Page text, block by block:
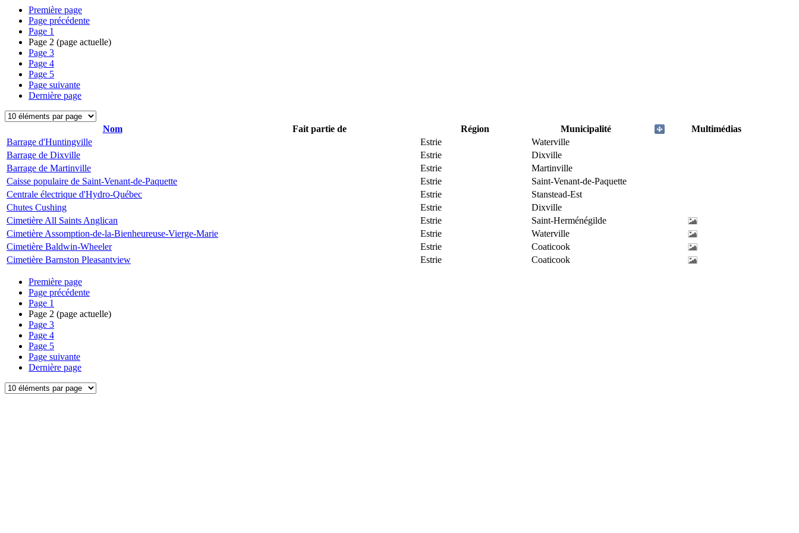
Première page
Page précédente
Page 1
Page 2 (page actuelle)
Page 3
Page 4
Page 5
Page suivante
Dernière page
Nom Fait partie de Région Municipalité
Multimédias
Barrage d'Huntingville
Estrie
Waterville
Barrage de Dixville
Estrie
Dixville
Barrage de Martinville
Estrie
Martinville
Caisse populaire de Saint-Venant-de-Paquette
Estrie
Saint-Venant-de-Paquette
Centrale électrique d'Hydro-Québec
Estrie
Stanstead-Est
Chutes Cushing
Estrie
Dixville
Cimetière All Saints Anglican
Estrie
Saint-Herménégilde
Cimetière Assomption-de-la-Bienheureuse-Vierge-Marie
Estrie
Waterville
Cimetière Baldwin-Wheeler
Estrie
Coaticook
Cimetière Barnston Pleasantview
Estrie Coaticook
Première page
Page précédente
Page 1
Page 2 (page actuelle)
Page 3
Page 4
Page 5
Page suivante
Dernière page